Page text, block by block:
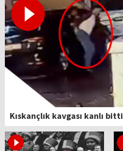
Kıskançlık kavgası kanlı bitti